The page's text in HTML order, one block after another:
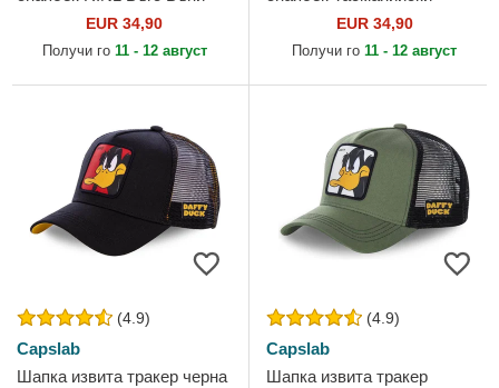
Looney Tunes от Capslab
EUR 34,90
Получи го 11 - 12 август
дявол Looney Tunes от
Capslab
EUR 34,90
Получи го 11 - 12 август
(4.9)
Capslab
Шапка извита тракер черна
(4.9)
Capslab
Шапка извита тракер